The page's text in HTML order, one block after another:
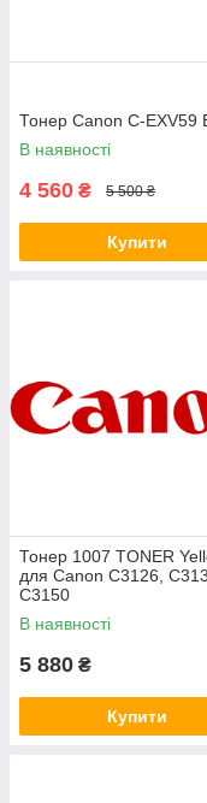
Тонер Canon C-EXV59
В наявності
4 560 ₴ 5 500 ₴
Купити
Тонер 1007 TONER
для Canon C3126,
C3150
В наявності
5 880 ₴
Купити